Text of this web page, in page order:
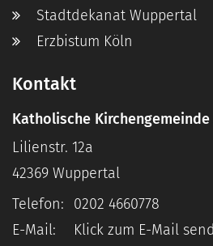
Stadtdekanat Wuppertal
Erzbistum Köln
Kontakt
Katholische Kirchengemeinde
Lilienstr. 12a
42369 Wuppertal
Telefon:
0202 4660778
E-Mail:
Klick zum E-Mail